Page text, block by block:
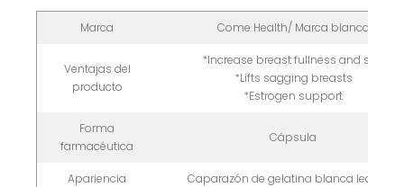
Marca Come Health/ Marca blanca
Ventajas del
producto
*Increase breast fullness and size
*Lifts sagging breasts
*Estrogen support
Forma
farmacéutica
Cápsula
Apariencia Caparazón de gelatina blanca lechosa